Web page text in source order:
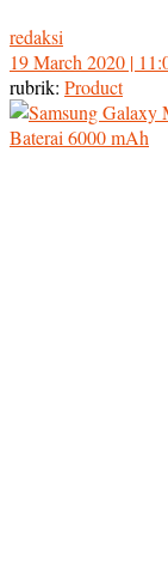
redaksi
19 March 2020 |
rubrik: Product